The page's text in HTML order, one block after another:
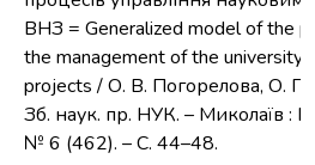
ВНЗ = Generalized model of the
the management of the university
projects / О. В. Погорелова, О. Г.
Зб. наук. пр. НУК. – Миколаїв :
№ 6 (462). – C. 44–48.